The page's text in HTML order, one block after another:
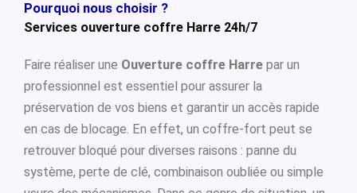
Pourquoi nous choisir ?
Services ouverture coffre Harre 24h/7
Faire réaliser une Ouverture coffre Harre par un
professionnel est essentiel pour assurer la
préservation de vos biens et garantir un accès rapide
en cas de blocage. En effet, un coffre-fort peut se
retrouver bloqué pour diverses raisons : panne du
système, perte de clé, combinaison oubliée ou simple